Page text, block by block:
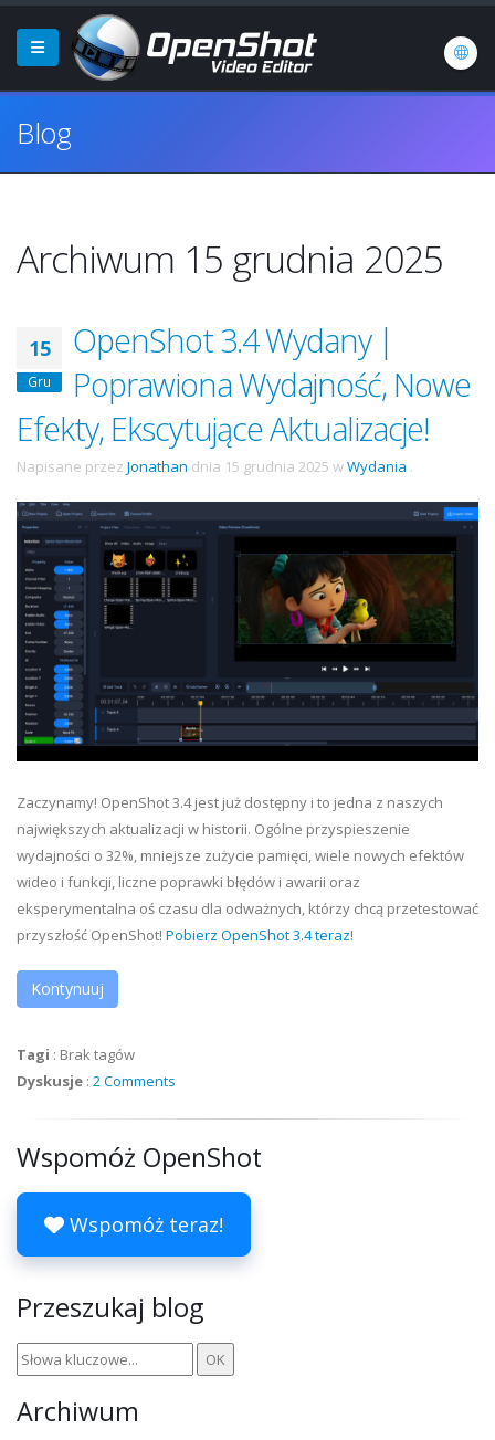
Blog
Archiwum 15 grudnia 2025
15
Gru
OpenShot 3.4 Wydany |
Poprawiona Wydajność, Nowe
Efekty, Ekscytujące Aktualizacje!
Napisane przez Jonathan dnia 15 grudnia 2025 wWydania .
Zaczynamy! OpenShot 3.4 jest już dostępny i to jedna z naszych
największych aktualizacji w historii. Ogólne przyspieszenie
wydajności o 32%, mniejsze zużycie pamięci, wiele nowych efektów
wideo i funkcji, liczne poprawki błędów i awarii oraz
eksperymentalna oś czasu dla odważnych, którzy chcą przetestować
przyszłość OpenShot! Pobierz OpenShot 3.4 teraz!
Kontynuuj
Tagi : Brak tagów
Dyskusje : 2 Comments
Wspomóż OpenShot
Wspomóż teraz!
Przeszukaj blog
Archiwum